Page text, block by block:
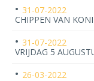
31-07-2022
CHIPPEN VAN
31-07-2022
VRIJDAG 5
26-03-2022